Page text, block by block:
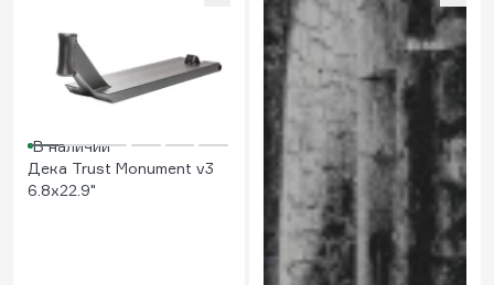
В наличии
Дека Trust Monument v3
6.8x22.9"